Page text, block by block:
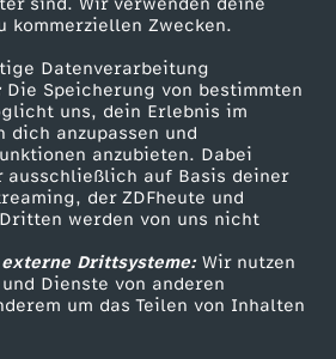
sind. Wir verwenden deine
kommerziellen Zwecken.
Datenverarbeitung
Die Speicherung von bestimmten
uns, dein Erlebnis im
dich anzupassen und
anzubieten. Dabei
auf Basis deiner
der ZDFheute und
werden von uns nicht
Drittsysteme:Wir nutzen
Dienste von anderen
um das Teilen von Inhalten
Tickets
Zuschauerservice
Hilfe